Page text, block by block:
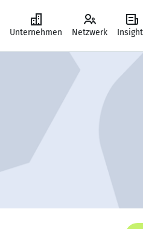
Unternehmen Netzwerk